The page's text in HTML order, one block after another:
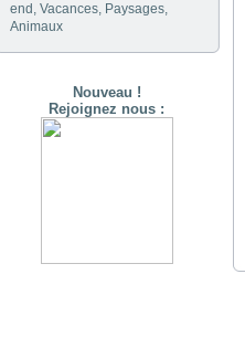
end , Vacances, Paysages,
Animaux
Nouveau !
Rejoignez nous :